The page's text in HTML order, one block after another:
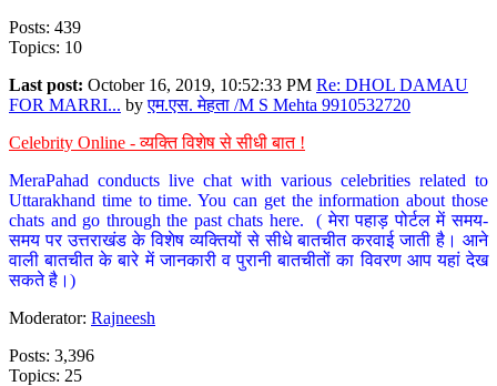
Posts: 439
Topics: 10
Last post: October 16, 2019, 10:52:33 PM Re: DHOL DAMAU
FOR MARRI... byएम.एस. मेहता /M S Mehta 9910532720
Celebrity Online - व्यक्ति विशेष से सीधी बात !
MeraPahad conducts live chat with various celebrities related to
Uttarakhand time to time. You can get the information about those
chats and go through the past chats here. ( मेरा पहाड़ पोर्टल में समय-
समय पर उत्तराखंड के विशेष व्यक्तियों से सीधे बातचीत करवाई जाती है। आने
वाली बातचीत के बारे में जानकारी व पुरानी बातचीतों का विवरण आप यहां देख
सकते है।)
Moderator: Rajneesh
Posts: 3,396
Topics: 25